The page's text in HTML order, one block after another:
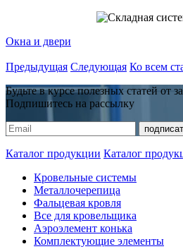
Окна и двери
Предыдущая Следующая Ко всем
Будьте в курсе полезных статей от
Подпишитесь на рассылку
Каталог продукции Каталог
Кровельные системы
Металлочерепица
Фальцевая кровля
Все для кровельщика
Аэроэлемент конька
Комплектующие элементы